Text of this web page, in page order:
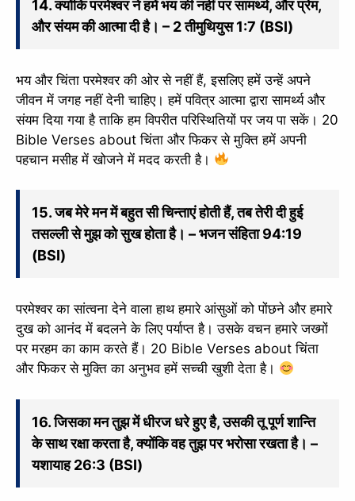
14. क्योंकि परमेश्वर ने हमें भय की नहीं पर सामर्थ्य, और प्रेम,
और संयम की आत्मा दी है। – 2 तीमुथियुस 1:7 (BSI)
भय और चिंता परमेश्वर की ओर से नहीं हैं, इसलिए हमें उन्हें अपने
जीवन में जगह नहीं देनी चाहिए। हमें पवित्र आत्मा द्वारा सामर्थ्य और
संयम दिया गया है ताकि हम विपरीत परिस्थितियों पर जय पा सकें। 20
Bible Verses about चिंता और फिकर से मुक्ति हमें अपनी
पहचान मसीह में खोजने में मदद करती है।
15. जब मेरे मन में बहुत सी चिन्ताएं होती हैं, तब तेरी दी हुई
तसल्ली से मुझ को सुख होता है। – भजन संहिता 94:19
(BSI)
परमेश्वर का सांत्वना देने वाला हाथ हमारे आंसुओं को पोंछने और हमारे
दुख को आनंद में बदलने के लिए पर्याप्त है। उसके वचन हमारे जख्मों
पर मरहम का काम करते हैं। 20 Bible Verses about चिंता
और फिकर से मुक्ति का अनुभव हमें सच्ची खुशी देता है।
16. जिसका मन तुझ में धीरज धरे हुए है, उसकी तू पूर्ण शान्ति
के साथ रक्षा करता है, क्योंकि वह तुझ पर भरोसा रखता है। –
यशायाह 26:3 (BSI)
slice - A new bank, for new India
आज ही Slice App डाउनलोड करें और Slice क्रेडिट कार्ड के ज़रिए अपना पहला
UPI पेमेंट करें। पेमेंट करते ही आपको तुरंत ₹500 का कैशबैक मिलेगा!
(रेफरल कोड डालना न भूलें: &AALOK98817)